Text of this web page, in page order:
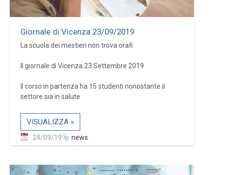
Giornale di Vicenza 23/09/2019
La scuola dei mestieri non trova orafi
Il giornale di Vicenza 23 Settembre 2019
Il corso in partenza ha 15 studenti nonostante il
settore sia in salute
VISUALIZZA »
24/09/19 news